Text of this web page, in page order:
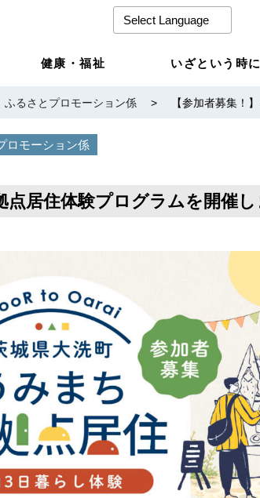
健康・福祉 いざという時に
ふるさとプロモーション係 > 【参加者募集！
ロモーション係
点居住体験プログラムを開催し